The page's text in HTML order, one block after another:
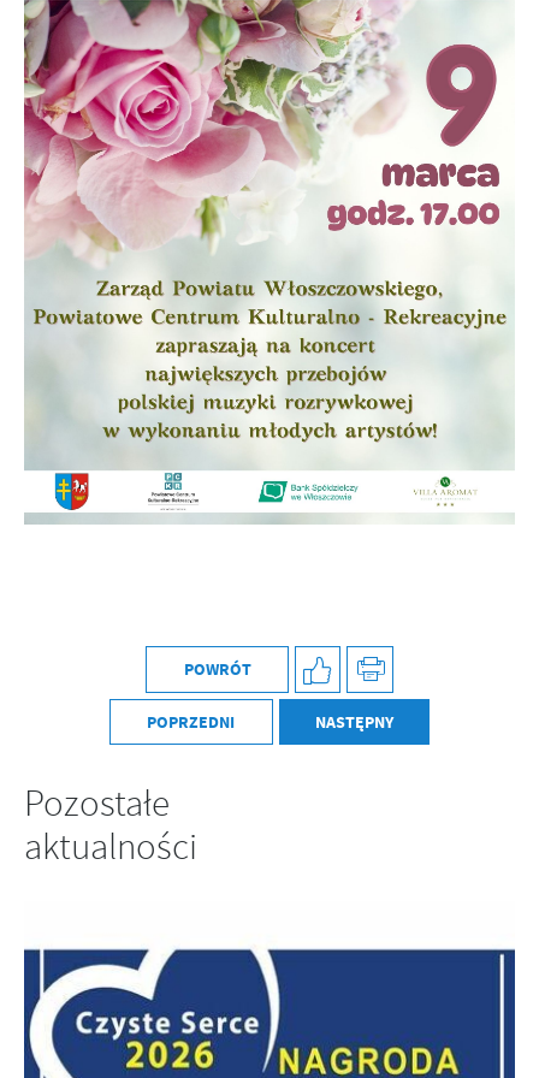
POWRÓT
POPRZEDNI NASTĘPNY
Pozostałe
aktualności
Firmy te działają w charakterze pośredników prezentujących nasze
treści w postaci wiadomości, ofert, komunikatów mediów
społecznościowych.